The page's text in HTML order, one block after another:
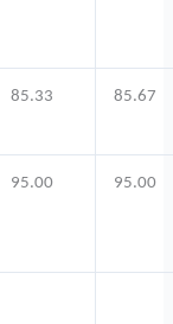
85.33 85.67
95.00 95.00